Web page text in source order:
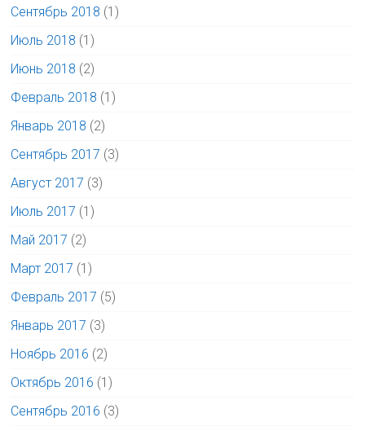
Сентябрь 2018 (1)
Июль 2018 (1)
Июнь 2018 (2)
Февраль 2018 (1)
Январь 2018 (2)
Сентябрь 2017 (3)
Август 2017 (3)
Июль 2017 (1)
Май 2017 (2)
Март 2017 (1)
Февраль 2017 (5)
Январь 2017 (3)
Ноябрь 2016 (2)
Октябрь 2016 (1)
Сентябрь 2016 (3)